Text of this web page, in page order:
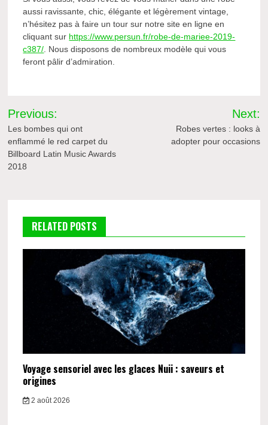
aussi ravissante, chic, élégante et légèrement vintage,
n’hésitez pas à faire un tour sur notre site en ligne en
cliquant sur https://www.persun.fr/robe-de-mariee-2019-
c387/. Nous disposons de nombreux modèle qui vous
feront pâlir d’admiration.
Navigation
de
l’article
Previous:
Les bombes qui ont
enflammé le red carpet du
Billboard Latin Music Awards
2018
Next:
Robes vertes : looks à
adopter pour occasions
RELATED POSTS
Voyage sensoriel avec les glaces Nuii : saveurs et
origines
2 août 2026